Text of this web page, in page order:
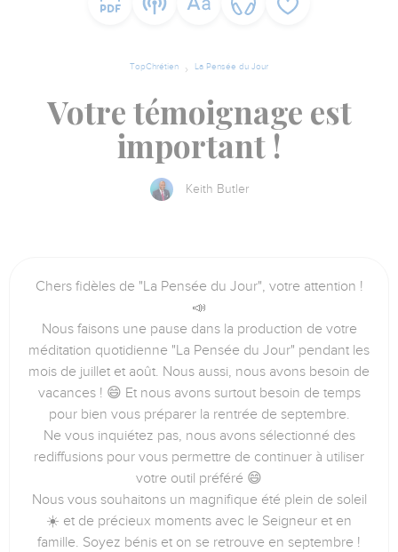
TopChrétien La Pensée du Jour
Votre témoignage est
important !
Keith Butler
Chers fidèles de "La Pensée du Jour", votre attention !
📣
Nous faisons une pause dans la production de votre
méditation quotidienne "La Pensée du Jour" pendant les
mois de juillet et août. Nous aussi, nous avons besoin de
vacances ! 😄 Et nous avons surtout besoin de temps
pour bien vous préparer la rentrée de septembre.
Ne vous inquiétez pas, nous avons sélectionné des
rediffusions pour vous permettre de continuer à utiliser
votre outil préféré 😄
Nous vous souhaitons un magnifique été plein de soleil
☀️ et de précieux moments avec le Seigneur et en
famille. Soyez bénis et on se retrouve en septembre !